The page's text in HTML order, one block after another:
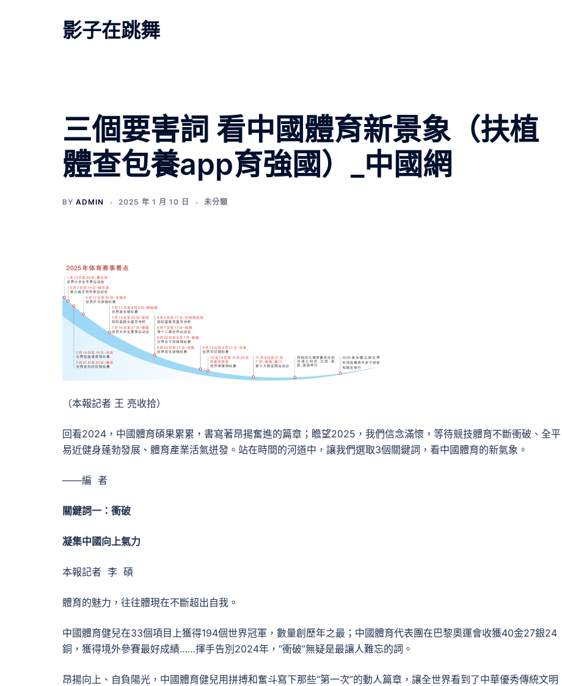
影子在跳舞
三個要害詞 看中國體育新景象（扶植
體查包養app育強國）_中國網
BY ADMIN 2025 年 1 月 10 日 未分類
（本報記者 王 亮收拾）
回看2024，中國體育碩果累累，書寫著昂揚奮進的篇章；瞻望2025，我們信念滿懷，等待競技體育不斷衝破、全平
易近健身蓬勃發展、體育產業活氣迸發。站在時間的河道中，讓我們選取3個關鍵詞，看中國體育的新氣象。
——編 者
關鍵詞一：衝破
凝集中國向上氣力
本報記者 李 碩
體育的魅力，往往體現在不斷超出自我。
中國體育健兒在33個項目上獲得194個世界冠軍，數量創歷年之最；中國體育代表團在巴黎奧運會收獲40金27銀24
銅，獲得境外參賽最好成績……揮手告別2024年，“衝破”無疑是最讓人難忘的詞。
昂揚向上、自負陽光，中國體育健兒用拼搏和奮斗寫下那些“第一次”的動人篇章，讓全世界看到了中華優秀傳統文明